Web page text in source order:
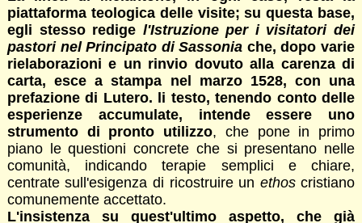
piattaforma teologica delle visite; su questa base,
egli stesso redige l'Istruzione per i visitatori dei
pastori nel Principato di Sassonia che, dopo varie
rielaborazioni e un rinvio dovuto alla carenza di
carta, esce a stampa nel marzo 1528, con una
prefazione di Lutero. li testo, tenendo conto delle
esperienze accumulate, intende essere uno
strumento di pronto utilizzo, che pone in primo
piano le questioni concrete che si presentano nelle
comunità, indicando terapie semplici e chiare,
centrate sull'esigenza di ricostruire un ethoscristiano
comunemente accettato.
L'insistenza su quest'ultimo aspetto, che già